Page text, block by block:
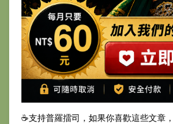
☕️支持普羅擂司，如果你喜歡這些文章